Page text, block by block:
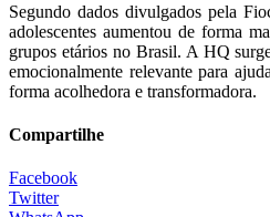
Segundo dados divulgados pela
adolescentes aumentou de forma
grupos etários no Brasil. A HQ
emocionalmente relevante para
forma acolhedora e transformadora.
Compartilhe
Facebook
Twitter